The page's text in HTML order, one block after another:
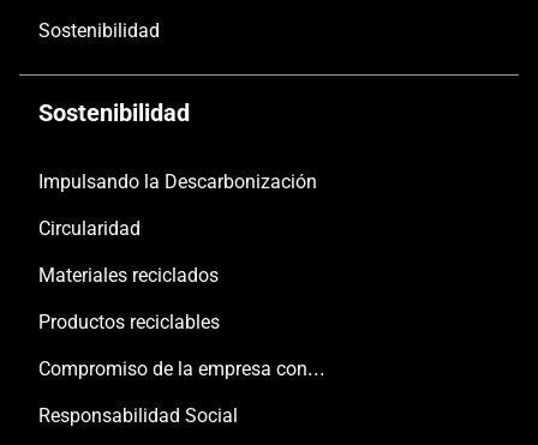
Sostenibilidad
Sostenibilidad
Impulsando la Descarbonización
Circularidad
Materiales reciclados
Productos reciclables
Compromiso de la empresa con las personas y el planeta
Responsabilidad Social